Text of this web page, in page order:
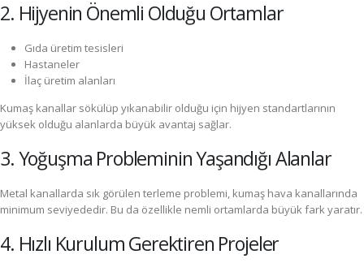
2. Hijyenin Önemli Olduğu Ortamlar
Gıda üretim tesisleri
Hastaneler
İlaç üretim alanları
Kumaş kanallar sökülüp yıkanabilir olduğu için hijyen standartlarının
yüksek olduğu alanlarda büyük avantaj sağlar.
3. Yoğuşma Probleminin Yaşandığı Alanlar
Metal kanallarda sık görülen terleme problemi, kumaş hava kanallarında
minimum seviyededir. Bu da özellikle nemli ortamlarda büyük fark yaratır.
4. Hızlı Kurulum Gerektiren Projeler